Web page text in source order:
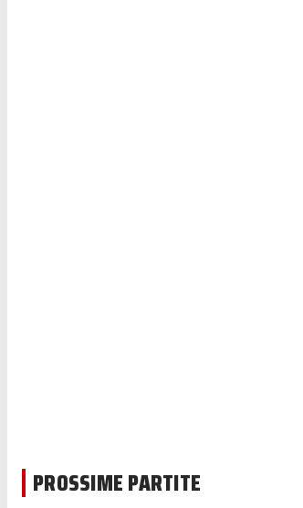
PROSSIME PARTITE